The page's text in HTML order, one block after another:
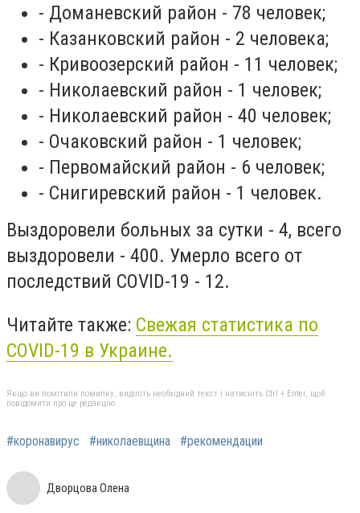
- Доманевский район - 78 человек;
- Казанковский район - 2 человека;
- Кривоозерский район - 11 человек;
- Николаевский район - 1 человек;
- Николаевский район - 40 человек;
- Очаковский район - 1 человек;
- Первомайский район - 6 человек;
- Снигиревский район - 1 человек.
Выздоровели больных за сутки - 4, всего
выздоровели - 400. Умерло всего от
последствий COVID-19 - 12.
Читайте также: Свежая статистика по
COVID-19 в Украине.
Якщо ви помітили помилку, виділіть необхідний текст і натисніть Ctrl + Enter, щоб
повідомити про це редакцію
#коронавирус #николаевщина #рекомендации
Дворцова Олена